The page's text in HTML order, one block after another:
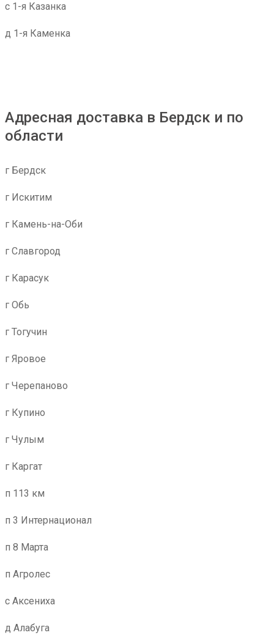
с 1-я Казанка
д 1-я Каменка
Адресная доставка в Бердск и по
области
г Бердск
г Искитим
г Камень-на-Оби
г Славгород
г Карасук
г Обь
г Тогучин
г Яровое
г Черепаново
г Купино
г Чулым
г Каргат
п 113 км
п 3 Интернационал
п 8 Марта
п Агролес
с Аксениха
д Алабуга